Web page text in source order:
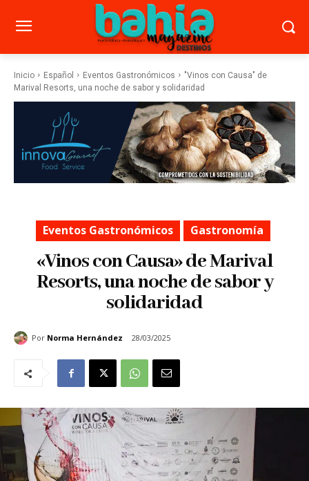
Inicio Español Eventos Gastronómicos
"Vinos con Causa" de
Marival Resorts, una noche de sabor y solidaridad
Eventos Gastronómicos Gastronomía
«Vinos con Causa» de Marival
Resorts, una noche de sabor y
solidaridad
Por Norma Hernández 28/03/2025